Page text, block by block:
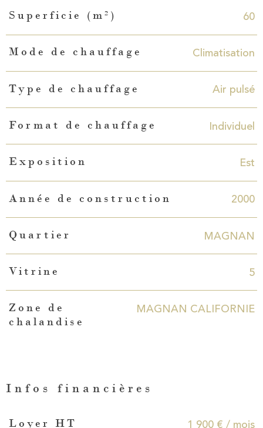
Superficie (m²) 60
Mode de chauffage Climatisation
Type de chauffage Air pulsé
Format de chauffage Individuel
Exposition Est
Année de construction 2000
Quartier MAGNAN
Vitrine 5
Zone de
chalandise
MAGNAN CALIFORNIE
Infos financières
Caractéristiques
Loyer HT 1 900 € / mois